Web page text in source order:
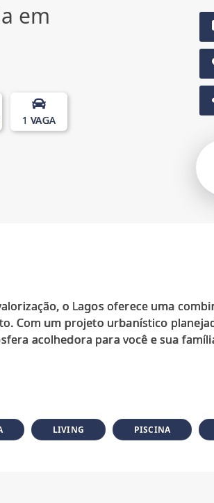
em
1 VAGA
o Lagos oferece uma
Com um projeto urbanístico
acolhedora para você e sua
LIVING PISCINA